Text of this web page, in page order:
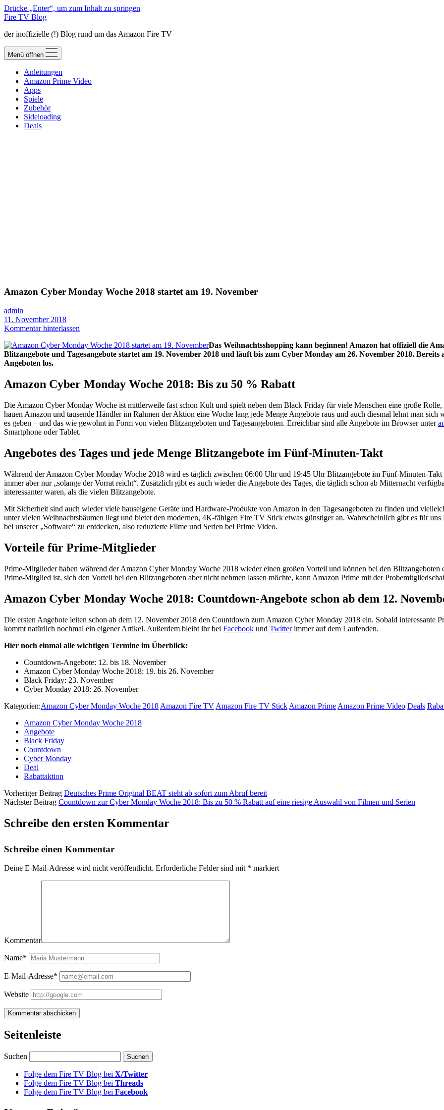
Drücke „Enter“, um zum Inhalt zu springen
Fire TV Blog
der inoffizielle (!) Blog rund um das Amazon Fire TV
Menü öffnen
Anleitungen
Amazon Prime Video
Apps
Spiele
Zubehör
Sideloading
Deals
Amazon Cyber Monday Woche 2018 startet am 19. November
admin
11. November 2018
Kommentar hinterlassen
Das Weihnachtsshopping kann beginnen! Amazon hat offiziell die
Blitzangebote und Tagesangebote startet am 19. November 2018 und läuft bis zum Cyber Monday am 26. November 2018.
Angeboten los.
Amazon Cyber Monday Woche 2018: Bis zu 50 % Rabatt
Die Amazon Cyber Monday Woche ist mittlerweile fast schon Kult und spielt neben dem Black Friday für viele Menschen eine große Rolle,
hauen Amazon und tausende Händler im Rahmen der Aktion eine Woche lang jede Menge Angebote raus und auch diesmal lehnt man
es geben – und das wie gewohnt in Form von vielen Blitzangeboten und Tagesangeboten. Erreichbar sind alle Angebote im Browser unter
Smartphone oder Tablet.
Angebotes des Tages und jede Menge Blitzangebote im Fünf-Minuten-Takt
Während der Amazon Cyber Monday Woche 2018 wird es täglich zwischen 06:00 Uhr und 19:45 Uhr Blitzangebote im Fünf-Minuten-
immer aber nur „solange der Vorrat reicht“. Zusätzlich gibt es auch wieder die Angebote des Tages, die täglich schon ab Mitternacht
interessanter waren, als die vielen Blitzangebote.
Mit Sicherheit sind auch wieder viele hauseigene Geräte und Hardware-Produkte von Amazon in den Tagesangeboten zu finden und
unter vielen Weihnachtsbäumen liegt und bietet den modernen, 4K-fähigen Fire TV Stick etwas günstiger an. Wahrscheinlich gibt es für
bei unserer „Software“ zu entdecken, also reduzierte Filme und Serien bei Prime Video.
Vorteile für Prime-Mitglieder
Prime-Mitglieder haben während der Amazon Cyber Monday Woche 2018 wieder einen großen Vorteil und können bei den
Prime-Mitglied ist, sich den Vorteil bei den Blitzangeboten aber nicht nehmen lassen möchte, kann Amazon Prime mit der
Amazon Cyber Monday Woche 2018: Countdown-Angebote schon ab dem 12.
Die ersten Angebote leiten schon ab dem 12. November 2018 den Countdown zum Amazon Cyber Monday 2018 ein. Sobald
kommt natürlich nochmal ein eigener Artikel. Außerdem bleibt ihr bei Facebook und Twitterimmer auf dem Laufenden.
Hier noch einmal alle wichtigen Termine im Überblick:
Countdown-Angebote: 12. bis 18. November
Amazon Cyber Monday Woche 2018: 19. bis 26. November
Black Friday: 23. November
Cyber Monday 2018: 26. November
Kategorien:Amazon Cyber Monday Woche 2018 Amazon Fire TV Amazon Fire TV Stick Amazon Prime Amazon Prime Video Deals
Amazon Cyber Monday Woche 2018
Angebote
Black Friday
Countdown
Cyber Monday
Deal
Rabattaktion
Vorheriger Beitrag Deutsches Prime Original BEAT steht ab sofort zum Abruf bereit
Nächster Beitrag Countdown zur Cyber Monday Woche 2018: Bis zu 50 % Rabatt auf eine riesige Auswahl von Filmen und Serien
Schreibe den ersten Kommentar
Schreibe einen Kommentar
Deine E-Mail-Adresse wird nicht veröffentlicht. Erforderliche Felder sind mit * markiert
Kommentar
Name*
E-Mail-Adresse*
Website
Seitenleiste
Suchen
Folge dem Fire TV Blog bei X/Twitter
Folge dem Fire TV Blog bei Threads
Folge dem Fire TV Blog bei Facebook